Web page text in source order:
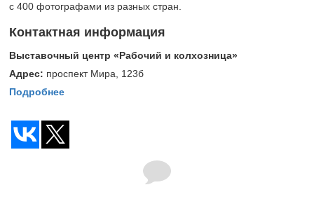
с 400 фотографами из разных стран.
Контактная информация
Выставочный центр «Рабочий и колхозница»
Адрес: проспект Мира, 123б
Подробнее